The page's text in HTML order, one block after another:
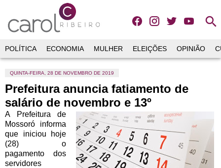
search
POLÍTICA ECONOMIA MULHER ELEIÇÕES OPINIÃO
QUINTA-FEIRA, 28 DE NOVEMBRO DE 2019
Prefeitura anuncia fatiamento de
salário de novembro e 13º
A Prefeitura de
Mossoró informa
que iniciou hoje
(28) o
pagamento dos
servidores